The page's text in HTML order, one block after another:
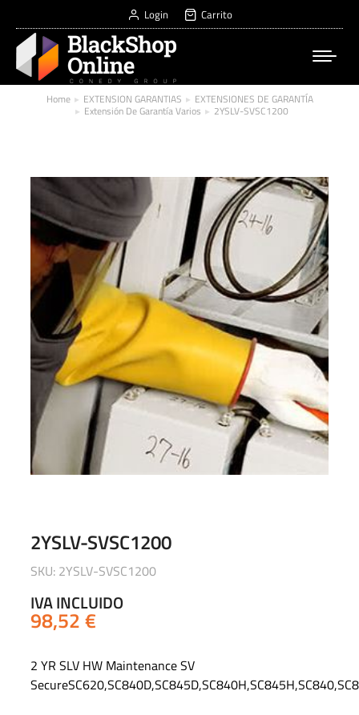
Login Carrito
You are here:
Home EXTENSION GARANTIAS EXTENSIONES DE GARANTÍA
Extensión De Garantía Varios 2YSLV-SVSC1200
2YSLV-SVSC1200
SKU: 2YSLV-SVSC1200
IVA INCLUIDO
98,52€
2 YR SLV HW Maintenance SV